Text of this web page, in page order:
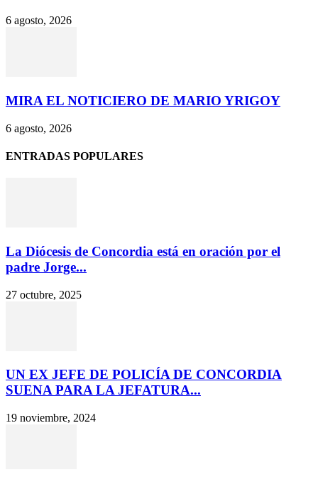
6 agosto, 2026
MIRA EL NOTICIERO DE MARIO YRIGOY
6 agosto, 2026
ENTRADAS POPULARES
La Diócesis de Concordia está en oración por el
padre Jorge...
27 octubre, 2025
UN EX JEFE DE POLICÍA DE CONCORDIA
SUENA PARA LA JEFATURA...
19 noviembre, 2024